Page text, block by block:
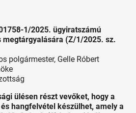
1/2025. ügyiratszámú
(Z/1/2025. sz.
polgármester, Gelle Róbert
ülésen részt vevőket, hogy a
hangfelvétel készülhet, amely a